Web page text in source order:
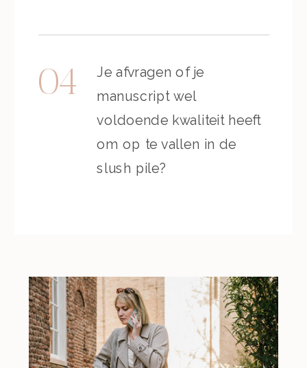
04
Je afvragen of je
manuscript wel
voldoende kwaliteit heeft
om op te vallen in de
slush pile?